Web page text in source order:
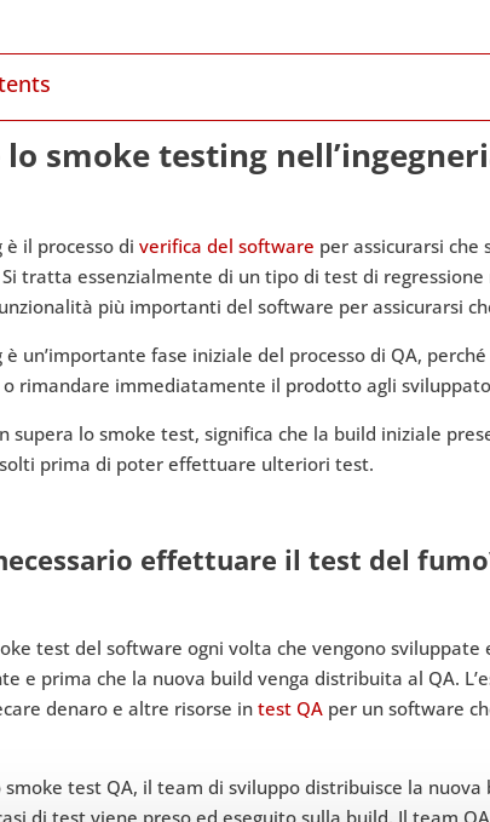
lo smoke testing
è il processo diverifica del software per assicurarsi
tratta essenzialmente di un tipo di test di
più importanti del software per assicurarsi
è un’importante fase iniziale del processo di QA,
rimandare immediatamente il prodotto agli
supera lo smoke test, significa che la build iniziale
prima di poter effettuare ulteriori test.
effettuare il test del
test del software ogni volta che vengono
e prima che la nuova build venga distribuita al QA.
denaro e altre risorse intest QA per un software
smoke test QA, il team di sviluppo distribuisce la